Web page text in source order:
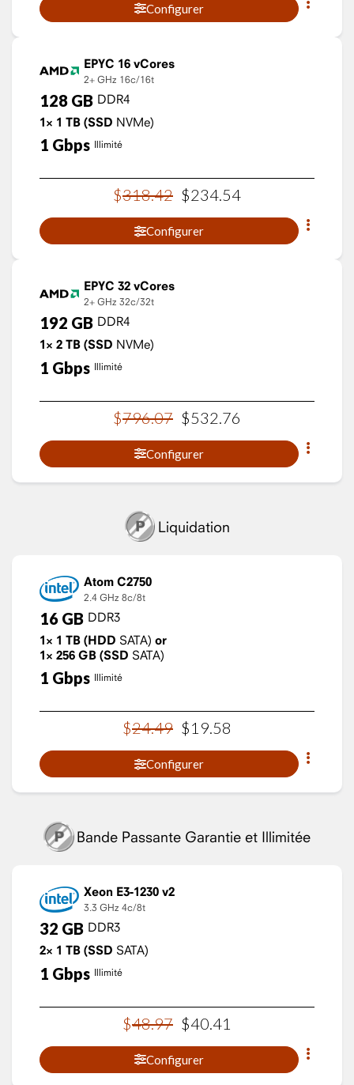
Configurer
EPYC 16 vCores
2+ GHz 16c/16t
128 GB DDR4
1× 1 TB (SSD NVMe)
1 Gbps Illimité
$318.42 $234.54
Configurer
EPYC 32 vCores
2+ GHz 32c/32t
192 GB DDR4
1× 2 TB (SSD NVMe)
1 Gbps Illimité
$796.07 $532 76
Configurer
Liquidation
Atom C2750
2.4 GHz 8c/8t
16 GB DDR3
1× 1 TB (HDD SATA) or
1× 256 GB (SSD SATA)
1 Gbps Illimité
$24.49 $19.58
Configurer
Bande Passante Garantie et Illimitée
Xeon E3-1230 v2
3.3 GHz 4c/8t
32 GB DDR3
2× 1 TB (SSD SATA)
1 Gbps Illimité
$48.97 $40 41
Configurer